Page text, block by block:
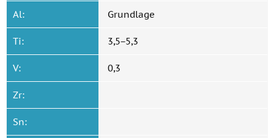
Al: Grundlage
Ti: 3,5−5,3
V: 0,3
Zr:
Sn: